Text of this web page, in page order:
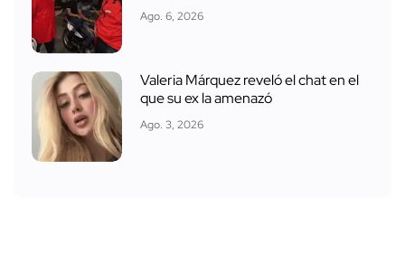
Ago. 6, 2026
Valeria Márquez reveló el chat en el
que su ex la amenazó
Ago. 3, 2026